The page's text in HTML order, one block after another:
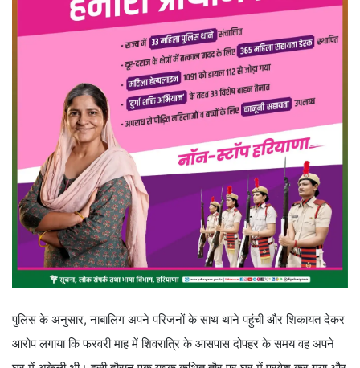
पुलिस के अनुसार, नाबालिग अपने परिजनों के साथ थाने पहुंची और शिकायत देकर
आरोप लगाया कि फरवरी माह में शिवरात्रि के आसपास दोपहर के समय वह अपने